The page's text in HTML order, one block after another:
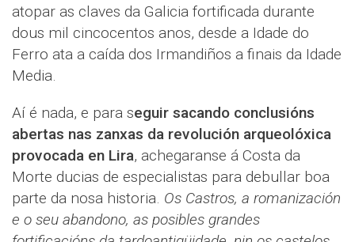
atopar as claves da Galicia fortificada durante
dous mil cincocentos anos, desde a Idade do
Ferro ata a caída dos Irmandiños a finais da Idade
Media.
Aí é nada, e para seguir sacando conclusións
abertas nas zanxas da revolución arqueolóxica
provocada en Lira, achegaranse á Costa da
Morte ducias de especialistas para debullar boa
parte da nosa historia. Os Castros, a romanización
e o seu abandono, as posibles grandes